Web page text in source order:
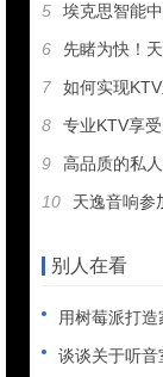
5
埃克思智能
6
先睹为快！天逸EF-
7
如何实现
8
专业KTV享
9
高品质的私人
10
天逸音响参加广州
别人在看
用树莓派打造家庭影院
谈谈关于听音